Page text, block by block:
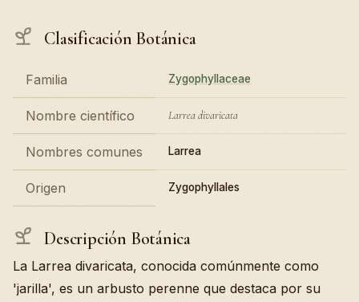
Clasificación Botánica
Familia Zygophyllaceae
Nombre científico Larrea divaricata
Nombres comunes Larrea
Origen Zygophyllales
Descripción Botánica
La Larrea divaricata, conocida comúnmente como
'jarilla', es un arbusto perenne que destaca por su